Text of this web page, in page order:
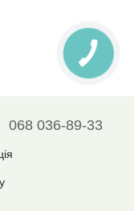
068 036-89-33